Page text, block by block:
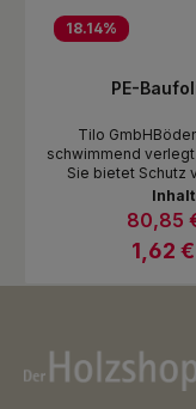
18.14%
PE-
Tilo
schwimmend
Sie bietet Schutz
Boden,
1,62
80,85